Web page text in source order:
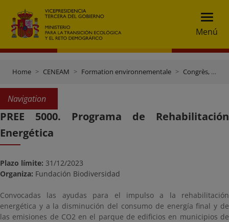
Menú
Home CENEAM Formation environnementale Congrès, journées et autres évènements
Navigation
PREE 5000. Programa de Rehabilitación
Energética
Plazo límite: 31/12/2023
Organiza: Fundación Biodiversidad
Convocadas las ayudas para el impulso a la rehabilitación
energética y a la disminución del consumo de energía final y de
las emisiones de CO2 en el parque de edificios en municipios de